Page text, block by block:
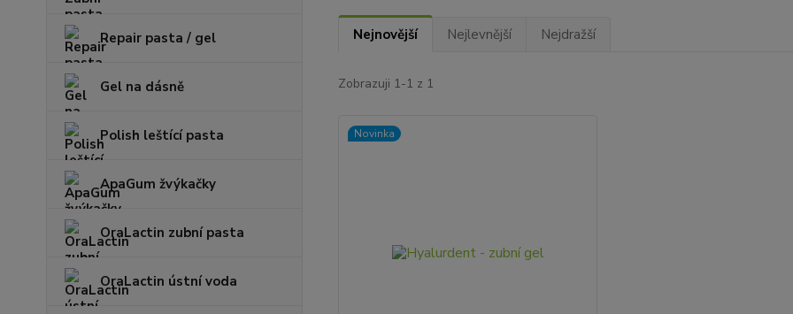
Repair pasta / gel
Gel na dásně
Polish leštící pasta
ApaGum žvýkačky
OraLactin zubní pasta
OraLactin ústní voda
Nejnovější Nejlevnější Nejdražší
Zobrazuji 1-1 z 1
Novinka